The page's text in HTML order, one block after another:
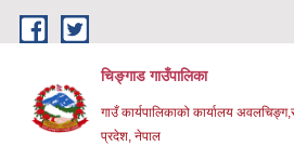
Skip to main content
चिङ्गाड गाउँपालिका
गाउँ कार्यपालिकाको कार्यालय
प्रदेश, नेपाल